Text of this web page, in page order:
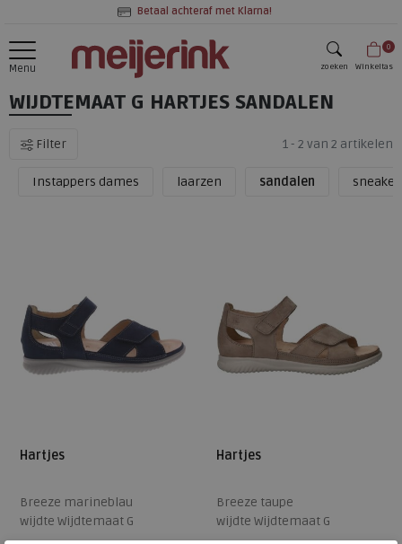
Betaal achteraf met Klarna!
Menu zoeken
0
Winkeltas
WIJDTEMAAT G HARTJES SANDALEN
Filter 1 - 2 van 2 artikelen
Instappers dames laarzen sandalen
Hartjes
Breeze marineblau
wijdte Wijdtemaat G
Hartjes
Breeze taupe
wijdte Wijdtemaat G